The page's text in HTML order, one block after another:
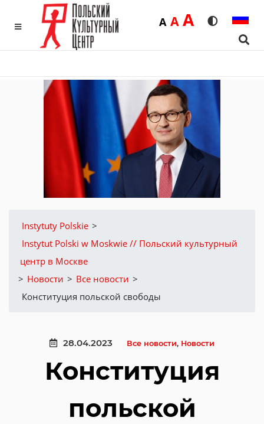
Rozmiar
ADomyślna
AŚrednia
ADużaWersja
Instytuty Polskie >
Instytut Polski w Moskwie // Польский культурный
центр в Москве
> Новости > Все новости >
Конституция польской свободы
28.04.2023 Все новости, Новости
Конституция
польской